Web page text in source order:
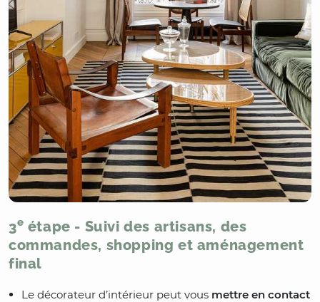
3e étape - Suivi des artisans, des
commandes, shopping et aménagement
final
Le décorateur d’intérieur peut vous mettre en contact